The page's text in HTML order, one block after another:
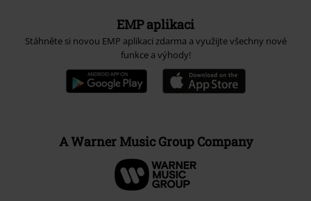
EMP aplikaci
Stáhněte si novou EMP aplikaci zdarma a využijte všechny nové
funkce a výhody!
A Warner Music Group Company